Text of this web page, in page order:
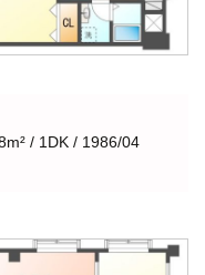
/ 1DK / 1986/04